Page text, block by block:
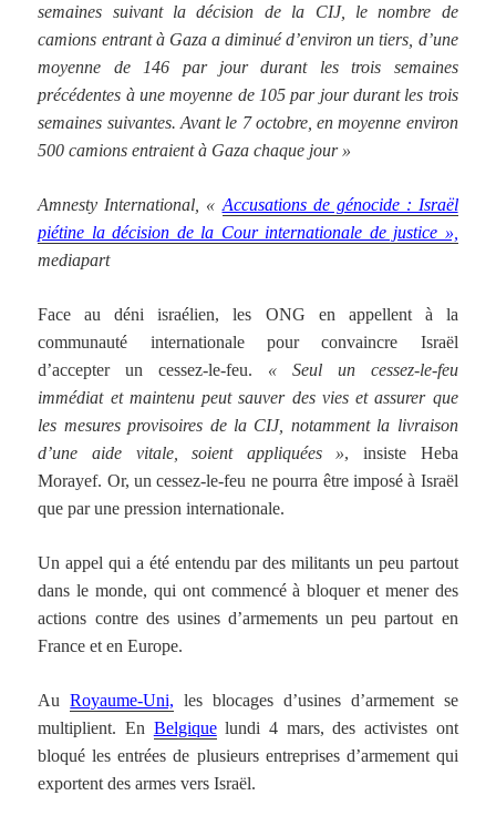
semaines suivant la décision de la CIJ, le nombre de
camions entrant à Gaza a diminué d’environ un tiers, d’une
moyenne de 146 par jour durant les trois semaines
précédentes à une moyenne de 105 par jour durant les trois
semaines suivantes. Avant le 7 octobre, en moyenne environ
500 camions entraient à Gaza chaque jour »
Amnesty International, « Accusations de génocide : Israël
piétine la décision de la Cour internationale de justice »,
mediapart
Face au déni israélien, les ONG en appellent à la
communauté internationale pour convaincre Israël
d’accepter un cessez-le-feu. « Seul un cessez-le-feu
immédiat et maintenu peut sauver des vies et assurer que
les mesures provisoires de la CIJ, notamment la livraison
d’une aide vitale, soient appliquées », insiste Heba
Morayef. Or, un cessez-le-feu ne pourra être imposé à Israël
que par une pression internationale.
Un appel qui a été entendu par des militants un peu partout
dans le monde, qui ont commencé à bloquer et mener des
actions contre des usines d’armements un peu partout en
France et en Europe.
AuRoyaume-Uni, les blocages d’usines d’armement se
multiplient. En Belgiquelundi 4 mars, des activistes ont
bloqué les entrées de plusieurs entreprises d’armement qui
exportent des armes vers Israël.